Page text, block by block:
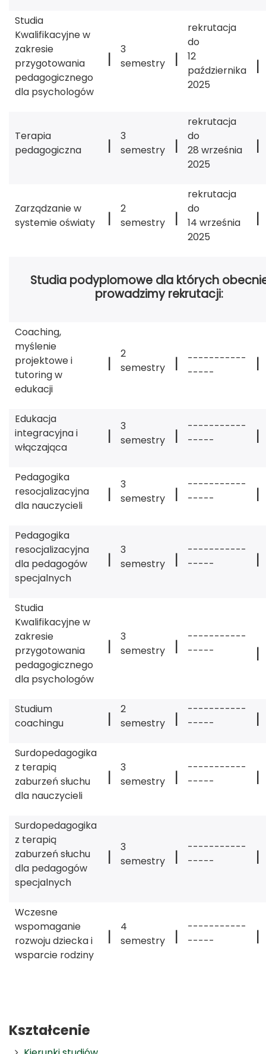
Kształcenie
Studia
Kwalifikacyjne w
zakresie
przygotowania
pedagogicznego
dla psychologów
|
3
semestry
|
rekrutacja
do
12
października
2025
|
Terapia
pedagogiczna
|
3
semestry
|
rekrutacja
do
28 września
2025
|
Zarządzanie w
systemie oświaty
|
2
semestry
|
rekrutacja
do
14 września
2025
|
Studia podyplomowe dla których
prowadzimy rekrutacji:
Coaching,
myślenie
projektowe i
tutoring w
edukacji
|
2
semestry
|
-----------
-----
|
Edukacja
integracyjna i
włączająca
|
3
semestry
|
-----------
-----
|
Pedagogika
resocjalizacyjna
dla nauczycieli
|
3
semestry
|
-----------
-----
|
Pedagogika
resocjalizacyjna
dla pedagogów
specjalnych
|
3
semestry
|
-----------
-----
|
Studia
Kwalifikacyjne w
zakresie
przygotowania
pedagogicznego
dla psychologów
|
3
semestry
|
-----------
-----
|
Studium
coachingu
|
2
semestry
|
-----------
-----
|
Surdopedagogika
z terapią
zaburzeń słuchu
dla nauczycieli
|
3
semestry
|
-----------
-----
|
Surdopedagogika
z terapią
zaburzeń słuchu
dla pedagogów
specjalnych
|
3
semestry
|
-----------
-----
|
Wczesne
wspomaganie
rozwoju dziecka i
wsparcie rodziny
|
4
semestry
|
-----------
-----
|